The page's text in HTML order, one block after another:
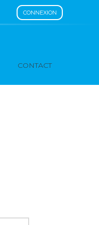
CONNEXION
CONTACT